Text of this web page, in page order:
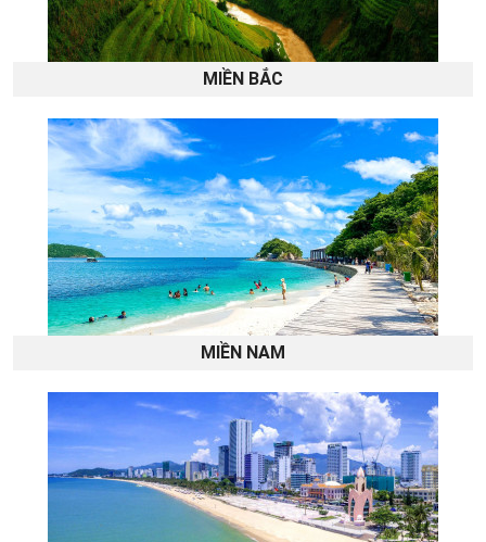
MIỀN BẮC
MIỀN NAM